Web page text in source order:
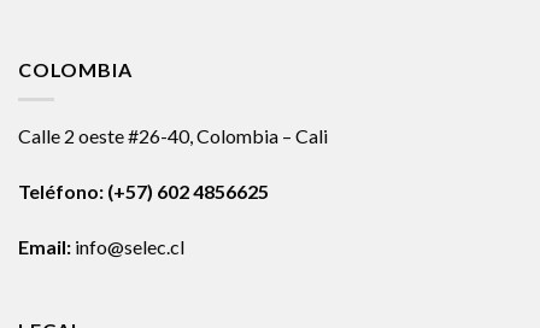
COLOMBIA
Calle 2 oeste #26-40, Colombia – Cali
Teléfono: (+57) 602 4856625
Email: info@selec.cl